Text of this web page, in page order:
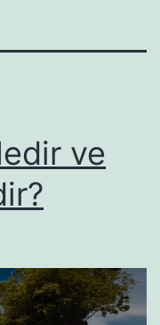
ve